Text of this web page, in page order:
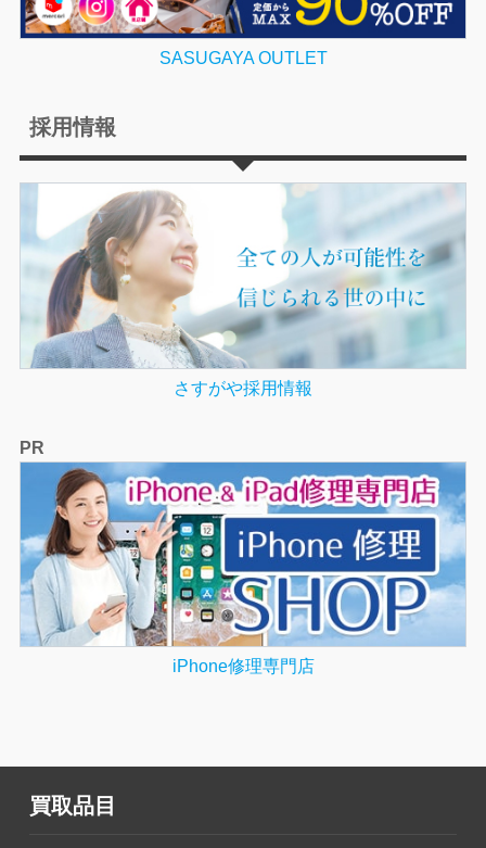
SASUGAYA OUTLET
採用情報
さすがや採用情報
PR
iPhone修理専門店
買取品目